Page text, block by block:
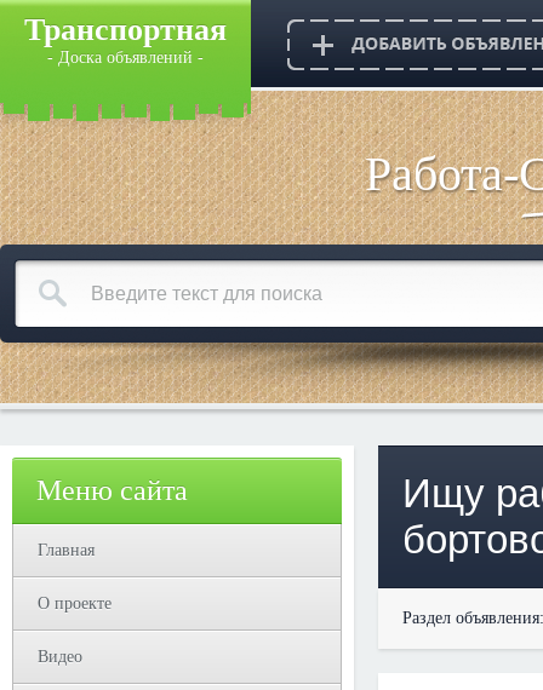
Транспортная
- Доска объявлений -
Меню сайта
Главная
О проекте
Видео
Ищу
Раздел